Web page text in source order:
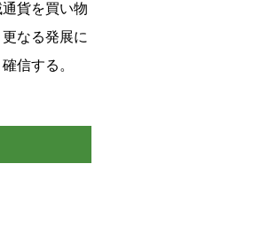
貨を買い物
なる発展に
信する。